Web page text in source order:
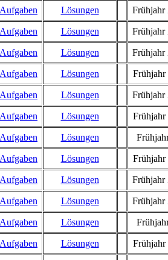
Aufgaben Lösungen Frühjahr
Aufgaben Lösungen Frühjahr
Aufgaben Lösungen Frühjahr
Aufgaben Lösungen Frühjahr
Aufgaben Lösungen Frühjahr
Aufgaben Lösungen Frühjahr
Aufgaben Lösungen
Aufgaben Lösungen Frühjahr
Aufgaben Lösungen Frühjahr
Aufgaben Lösungen Frühjahr
Aufgaben Lösungen
Aufgaben Lösungen Frühjahr